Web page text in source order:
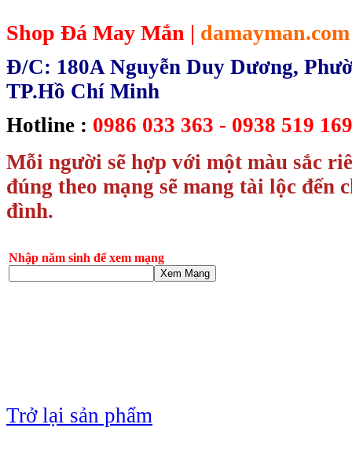
Shop Đá May Mắn | damayman.com
Đ/C: 180A Nguyễn Duy Dương,
TP.Hồ Chí Minh
Hotline : 0986 033 363 - 0938 519
Mỗi người sẽ hợp với một màu sắc
đúng theo mạng sẽ mang tài lộc đến
đình.
Nhập năm sinh để xem mạng
Xem Mạng
Trở lại sản phẩm